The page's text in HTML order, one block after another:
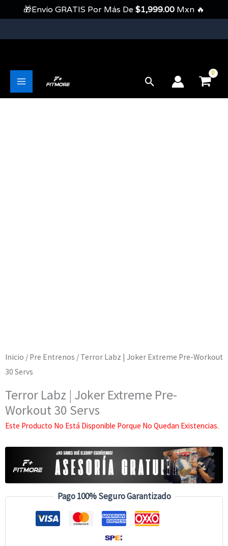
Contenido
Main
Buscar
Inicio / Pre Entrenos / Terror Labz | Joker Extreme Pre-Workout
30 Servs
Terror Labz | Joker Extreme Pre-
Workout 30 Servs
Este Producto No Está Disponible Porque No Quedan Existencias.
Pago 100% Seguro Garantizado
🎁Envío GRATIS Por Más De $1,999.00 Mxn 🔥